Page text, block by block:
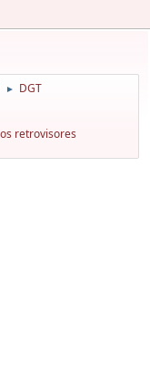
► DGT
retrovisores